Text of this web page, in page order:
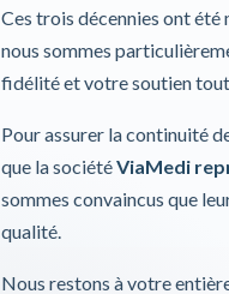
Ces trois décennies ont
nous sommes
fidélité et votre soutien
Pour assurer la continuité
que la sociétéViaMedi
sommes convaincus que
qualité.
Nous restons à votre